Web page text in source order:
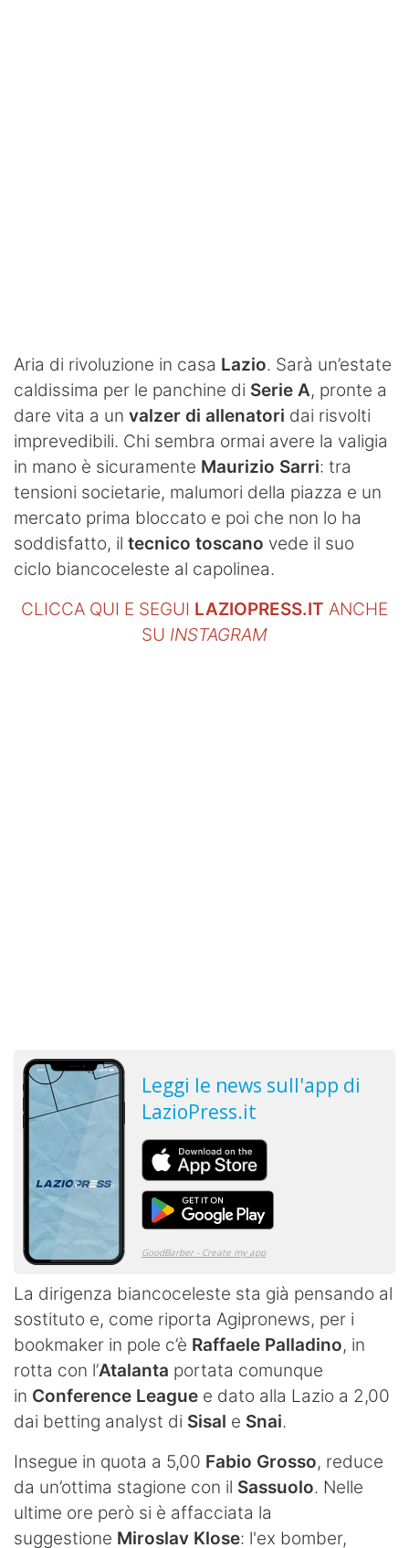
Aria di rivoluzione in casa Lazio. Sarà un’estate
caldissima per le panchine di Serie A, pronte a
dare vita a un valzer di allenatori dai risvolti
imprevedibili. Chi sembra ormai avere la valigia
in mano è sicuramente Maurizio Sarri: tra
tensioni societarie, malumori della piazza e un
mercato prima bloccato e poi che non lo ha
soddisfatto, il tecnico toscano vede il suo
ciclo biancoceleste al capolinea.
CLICCA QUI E SEGUI LAZIOPRESS.IT ANCHE
SU INSTAGRAM
La dirigenza biancoceleste sta già pensando al
sostituto e, come riporta Agipronews, per i
bookmaker in pole c’è Raffaele Palladino, in
rotta con l’Atalanta portata comunque
in Conference League e dato alla Lazio a 2,00
dai betting analyst di Sisal e Snai.
Insegue in quota a 5,00 Fabio Grosso, reduce
da un’ottima stagione con il Sassuolo. Nelle
ultime ore però si è affacciata la
suggestione Miroslav Klose: l'ex bomber,